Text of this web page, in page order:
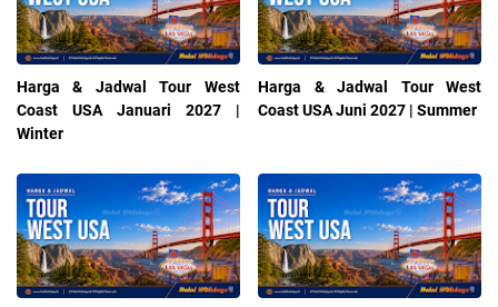
Harga & Jadwal Tour West
Coast USA Januari 2027 |
Winter
Harga & Jadwal Tour West
Coast USA Juni 2027 | Summer